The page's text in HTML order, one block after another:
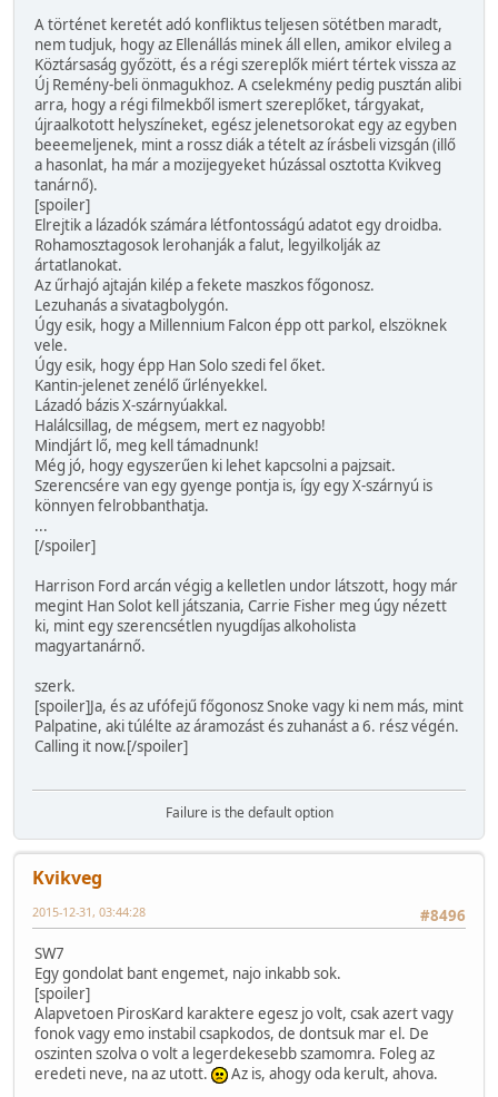
A történet keretét adó konfliktus teljesen sötétben maradt,
nem tudjuk, hogy az Ellenállás minek áll ellen, amikor elvileg a
Köztársaság győzött, és a régi szereplők miért tértek vissza az
Új Remény-beli önmagukhoz. A cselekmény pedig pusztán alibi
arra, hogy a régi filmekből ismert szereplőket, tárgyakat,
újraalkotott helyszíneket, egész jelenetsorokat egy az egyben
beeemeljenek, mint a rossz diák a tételt az írásbeli vizsgán (illő
a hasonlat, ha már a mozijegyeket húzással osztotta Kvikveg
tanárnő).
[spoiler]
Elrejtik a lázadók számára létfontosságú adatot egy droidba.
Rohamosztagosok lerohanják a falut, legyilkolják az
ártatlanokat.
Az űrhajó ajtaján kilép a fekete maszkos főgonosz.
Lezuhanás a sivatagbolygón.
Úgy esik, hogy a Millennium Falcon épp ott parkol, elszöknek
vele.
Úgy esik, hogy épp Han Solo szedi fel őket.
Kantin-jelenet zenélő űrlényekkel.
Lázadó bázis X-szárnyúakkal.
Halálcsillag, de mégsem, mert ez nagyobb!
Mindjárt lő, meg kell támadnunk!
Még jó, hogy egyszerűen ki lehet kapcsolni a pajzsait.
Szerencsére van egy gyenge pontja is, így egy X-szárnyú is
könnyen felrobbanthatja.
...
[/spoiler]
Harrison Ford arcán végig a kelletlen undor látszott, hogy már
megint Han Solot kell játszania, Carrie Fisher meg úgy nézett
ki, mint egy szerencsétlen nyugdíjas alkoholista
magyartanárnő.
szerk.
[spoiler]Ja, és az ufófejű főgonosz Snoke vagy ki nem más, mint
Palpatine, aki túlélte az áramozást és zuhanást a 6. rész végén.
Calling it now.[/spoiler]
Failure is the default option
Kvikveg
#8496
2015-12-31, 03:44:28
SW7
Egy gondolat bant engemet, najo inkabb sok.
[spoiler]
Alapvetoen PirosKard karaktere egesz jo volt, csak azert vagy
fonok vagy emo instabil csapkodos, de dontsuk mar el. De
oszinten szolva o volt a legerdekesebb szamomra. Foleg az
eredeti neve, na az utott.
Az is, ahogy oda kerult, ahova.